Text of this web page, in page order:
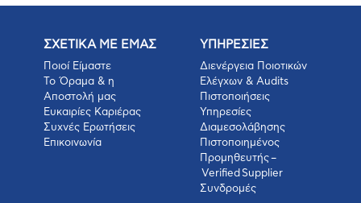
ΣΧΕΤΙΚΑ ΜΕ ΕΜΑΣ
Ποιοί Είμαστε
Το Όραμα & η
Αποστολή μας
Ευκαιρίες Καριέρας
Συχνές Ερωτήσεις
Επικοινωνία
ΥΠΗΡΕΣΙΕΣ
Διενέργεια Ποιοτικών
Ελέγχων & Audits
Πιστοποιήσεις
Υπηρεσίες
Διαμεσολάβησης
Πιστοποιημένος
Προμηθευτής –
Verified Supplier
Συνδρομές